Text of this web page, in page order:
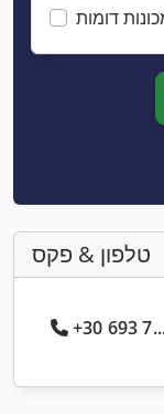
דומות
טלפון & פקס